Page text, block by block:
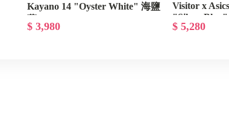
Kayano 14 "Oyster White" 海鹽
$ 3,980
Visitor x
"Silver
1203A528-020
$ 5,280